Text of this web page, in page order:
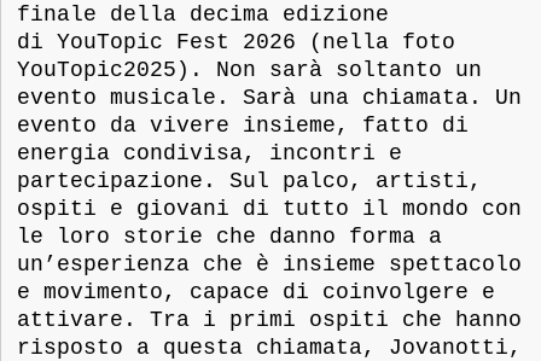
finale della decima edizione
di YouTopic Fest 2026 (nella foto
YouTopic2025). Non sarà soltanto un
evento musicale. Sarà una chiamata. Un
evento da vivere insieme, fatto di
energia condivisa, incontri e
partecipazione. Sul palco, artisti,
ospiti e giovani di tutto il mondo con
le loro storie che danno forma a
un’esperienza che è insieme spettacolo
e movimento, capace di coinvolgere e
attivare. Tra i primi ospiti che hanno
risposto a questa chiamata, Jovanotti,